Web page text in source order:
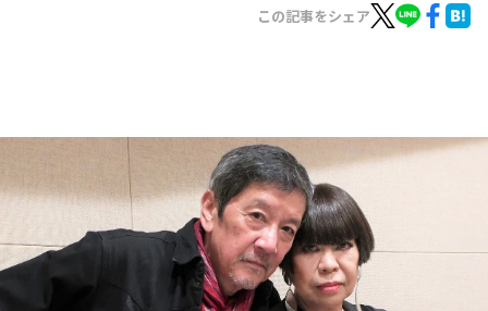
お知らせ
イベント・グッズ
YouTube
会社情報
この記事をシェア